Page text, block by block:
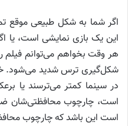
اگر شما به شکل طبیعی موقع
این یک بازی نمایشی است، یا
هر وقت بخواهم می‌توانم
شکل‌گیری ترس شدید می‌شود.
در سینما کمتر می‌ترسند یا
است، چارچوب محافظتی‌شان
است این باشد که چارچوب